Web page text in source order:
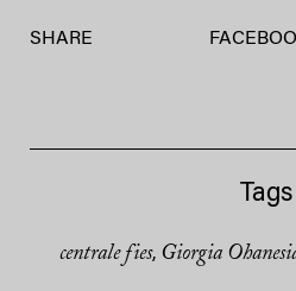
SHARE
Tags
centrale fies, Giorgia